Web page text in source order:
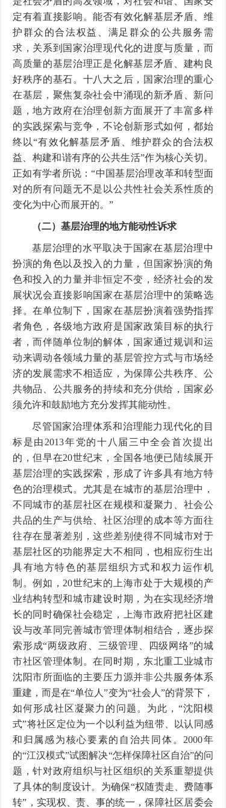
定有着直接影响。能否有效化解基层矛盾、维
护群众的合法权益、满足群众的公共服务需
求，关系到国家治理现代化的进度与质量，而
高质量的基层治理正是化解基层矛盾、建构良
好秩序的基石。十八大之后，国家治理的重心
在基层，聚焦复杂社会中涌现的新矛盾、新问
题，地方政府在治理创新方面展开了丰富多样
的实践探索与竞争，不论创新形式如何，都始
终以“有效化解基层矛盾、维护群众的合法权
益、构建和谐有序的公共生活”作为核心关切。
正如有学者所说：“中国基层治理改革和转型面
对的所有问题无不是以公共性社会关系性质的
变化为中心而展开的。”
（二）基层治理的地方能动性诉求
基层治理的水平取决于国家在基层治理中
扮演的角色以及投入的力量，但国家扮演的角
色和投入的力量并非恒定不变，经济社会的发
展状况会直接影响国家在基层治理中的策略选
择。在单位制下，国家在基层扮演着强势指挥
者角色，各级地方政府是国家政策目标的执行
者，而伴随单位制的解体，国家通过规训和运
动来调动各领域力量的基层管控方式与市场经
济的发展需求不相适应，为保障公共秩序、公
共物品、公共服务的持续和充分供给，国家必
须允许和鼓励地方充分发挥其能动性。
尽管国家治理体系和治理能力现代化的目
标是由2013年党的十八届三中全会首次提出
的，但早在20世纪末，全国各地便已陆续展开
基层治理的实践探索，形成了许多具有地方特
色的治理模式。尤其是在城市的基层治理中，
不同城市的基层社区在规模和凝聚力、社会公
共品的生产与供给、社区治理的成本等方面往
往存在显著差别，这些差别使得不同城市对于
基层社区的功能界定大不相同，也相应衍生出
具有地方特色的基层组织方式和权力运作机
制。例如，20世纪末的上海市处于大规模的产
业结构转型和城市建设时期，为在实现经济增
长的同时确保社会稳定，上海市政府把社区建
设与改革同完善城市管理体制相结合，逐步探
索形成“两级政府、三级管理、四级网络”的城
市社区管理体制。在同时期，东北重工业城市
沈阳市所面临的主要压力源并非公共服务体系
重建，而是在“单位人”变为“社会人”的背景下，
如何形成社区凝聚力的问题。为此，“沈阳模
式”将社区定位为一个以利益为纽带、以认同感
和归属感为核心要素的自治共同体。2000年
的“江汉模式”试图解决“怎样保障社区自治”的问
题，针对政府组织与社区组织的关系重塑提供
了具体的制度设计。为确保“权随责走、费随事
转”，实现权、责、事的统一，保障社区居委会